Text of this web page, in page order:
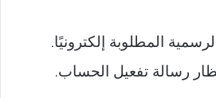
المطلوبة إلكترونيًا.
رسالة تفعيل الحساب.